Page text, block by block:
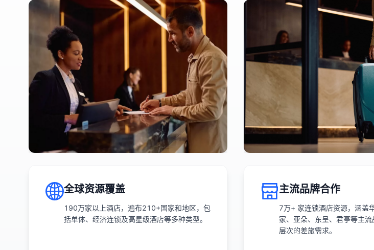
全球资源覆盖
190万家以上酒店，遍布210+国家和地区，包
括单体、经济连锁及高星级酒店等多种类型。
主流品牌合作
7万+ 家连锁酒店资源，涵盖
家、亚朵、东呈、君亭等主流
层次的差旅需求。